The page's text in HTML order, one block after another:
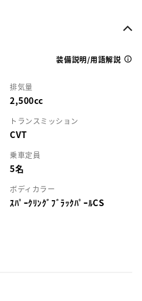
装備説明/用語解説
排気量
2,500cc
トランスミッション
CVT
乗車定員
5名
ボディカラー
ｽﾊﾟｰｸﾘﾝｸﾞﾌﾞﾗｯｸﾊﾟｰﾙCS